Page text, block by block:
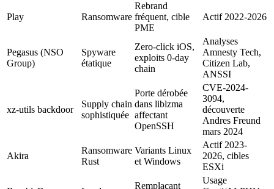
Play Ransomware
Rebrand
fréquent, cible
PME
Actif 2022-2026
Pegasus (NSO
Group)
Spyware
étatique
Zero-click iOS,
exploits 0-day
chain
Analyses
Amnesty Tech,
Citizen Lab,
ANSSI
xz-utils backdoor
Supply chain
sophistiquée
Porte dérobée
dans liblzma
affectant
OpenSSH
CVE-2024-
3094,
découverte
Andres Freund
mars 2024
Akira
Ransomware
Rust
Variants Linux
et Windows
Actif 2023-
2026, cibles
ESXi
Remplaçant
Usage